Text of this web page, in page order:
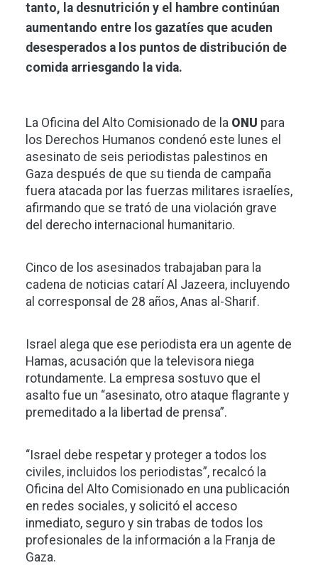
tanto, la desnutrición y el hambre continúan
aumentando entre los gazatíes que acuden
desesperados a los puntos de distribución de
comida arriesgando la vida.
La Oficina del Alto Comisionado de la ONU para
los Derechos Humanos condenó este lunes el
asesinato de seis periodistas palestinos en
Gaza después de que su tienda de campaña
fuera atacada por las fuerzas militares israelíes,
afirmando que se trató de una violación grave
del derecho internacional humanitario.
Cinco de los asesinados trabajaban para la
cadena de noticias catarí Al Jazeera, incluyendo
al corresponsal de 28 años, Anas al-Sharif.
Israel alega que ese periodista era un agente de
Hamas, acusación que la televisora niega
rotundamente. La empresa sostuvo que el
asalto fue un “asesinato, otro ataque flagrante y
premeditado a la libertad de prensa”.
“Israel debe respetar y proteger a todos los
civiles, incluidos los periodistas”, recalcó la
Oficina del Alto Comisionado en una publicación
en redes sociales, y solicitó el acceso
inmediato, seguro y sin trabas de todos los
profesionales de la información a la Franja de
Gaza.